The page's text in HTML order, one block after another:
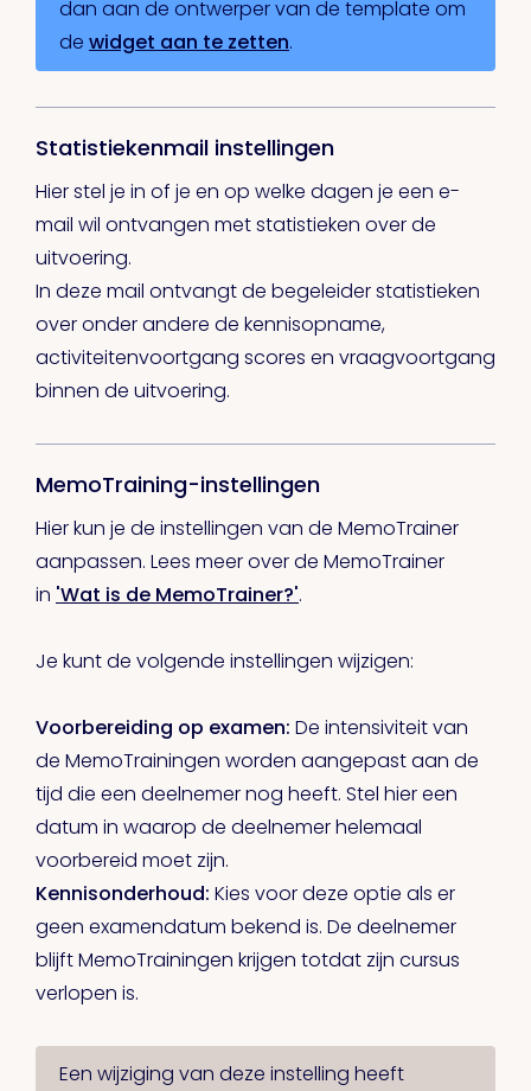
dan aan de ontwerper van de template om
de widget aan te zetten.
Statistiekenmail instellingen
Hier stel je in of je en op welke dagen je een e-
mail wil ontvangen met statistieken over de
uitvoering.
In deze mail ontvangt de begeleider statistieken
over onder andere de kennisopname,
activiteitenvoortgang scores en vraagvoortgang
binnen de uitvoering.
MemoTraining-instellingen
Hier kun je de instellingen van de MemoTrainer
aanpassen. Lees meer over de MemoTrainer
in 'Wat is de MemoTrainer?'.
Je kunt de volgende instellingen wijzigen:
Voorbereiding op examen: De intensiviteit van
de MemoTrainingen worden aangepast aan de
tijd die een deelnemer nog heeft. Stel hier een
datum in waarop de deelnemer helemaal
voorbereid moet zijn.
Kennisonderhoud: Kies voor deze optie als er
geen examendatum bekend is. De deelnemer
blijft MemoTrainingen krijgen totdat zijn cursus
verlopen is.
Een wijziging van deze instelling heeft